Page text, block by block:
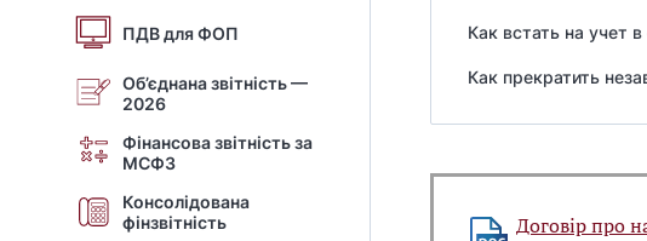
ПДВ для ФОП
Об’єднана звітність —
2026
Фінансова звітність за
МСФЗ
Консолідована
фінзвітність
Как встать на учет
Как прекратить
Договір про